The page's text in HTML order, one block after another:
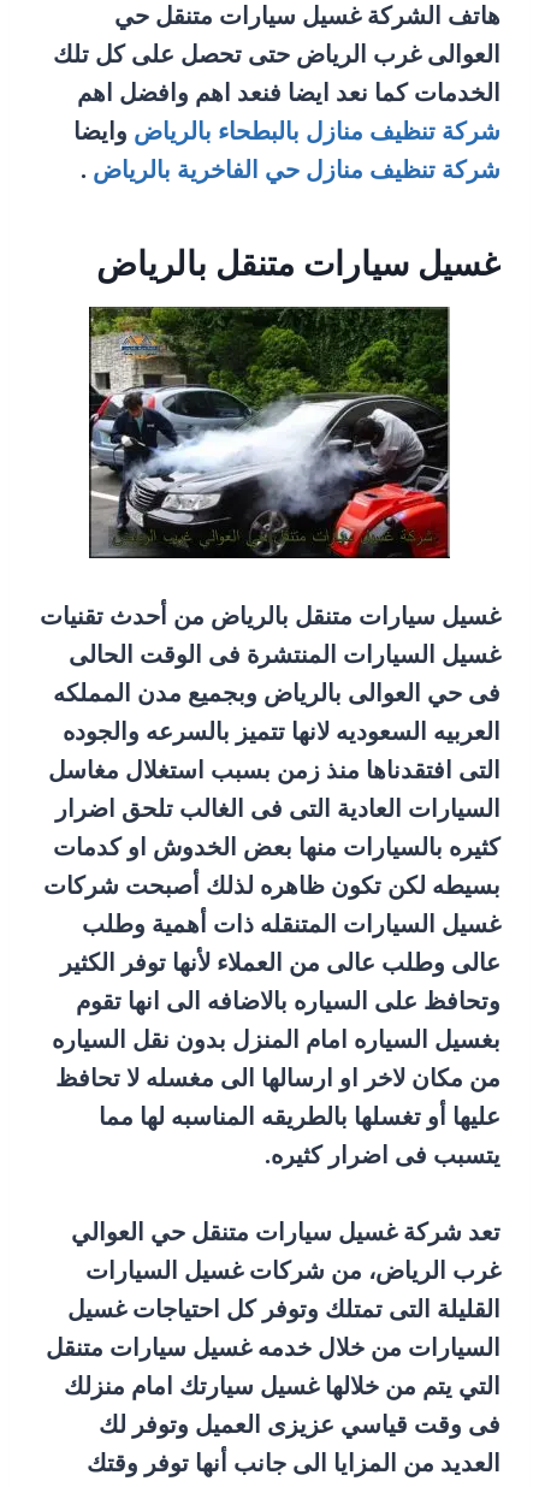
هاتف الشركة غسيل سيارات متنقل حي
العوالى غرب الرياض حتى تحصل على كل تلك
الخدمات كما نعد ايضا فنعد اهم وافضل اهم
شركة تنظيف منازل بالبطحاء بالرياض وايضا
شركة تنظيف منازل حي الفاخرية بالرياض .
غسيل سيارات متنقل بالرياض
غسيل سيارات متنقل بالرياض من أحدث تقنيات
غسيل السيارات المنتشرة فى الوقت الحالى
فى حي العوالى بالرياض وبجميع مدن المملكه
العربيه السعوديه لانها تتميز بالسرعه والجوده
التى افتقدناها منذ زمن بسبب استغلال مغاسل
السيارات العادية التى فى الغالب تلحق اضرار
كثيره بالسيارات منها بعض الخدوش او كدمات
بسيطه لكن تكون ظاهره لذلك أصبحت شركات
غسيل السيارات المتنقله ذات أهمية وطلب
عالى وطلب عالى من العملاء لأنها توفر الكثير
وتحافظ على السياره بالاضافه الى انها تقوم
بغسيل السياره امام المنزل بدون نقل السياره
من مكان لاخر او ارسالها الى مغسله لا تحافظ
عليها أو تغسلها بالطريقه المناسبه لها مما
يتسبب فى اضرار كثيره.
تعد شركة غسيل سيارات متنقل حي العوالي
غرب الرياض، من شركات غسيل السيارات
القليلة التى تمتلك وتوفر كل احتياجات غسيل
السيارات من خلال خدمه غسيل سيارات متنقل
التي يتم من خلالها غسيل سيارتك امام منزلك
فى وقت قياسي عزيزى العميل وتوفر لك
العديد من المزايا الى جانب أنها توفر وقتك